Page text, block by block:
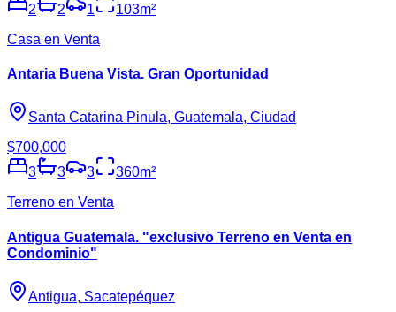
2
2 1 103m²
Casa en Venta
Antaria Buena Vista. Gran Oportunidad
Santa Catarina Pinula, Guatemala, Ciudad
$700,000
3
3 3 360m²
Terreno en Venta
Antigua Guatemala. "exclusivo Terreno en Venta en
Condominio"
Antigua, Sacatepéquez